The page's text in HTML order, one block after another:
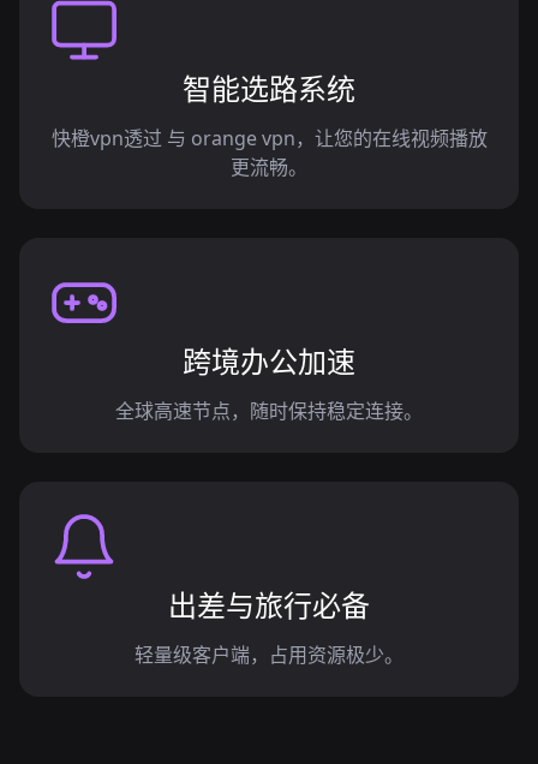
智能选路系统
快橙vpn透过 与 orange vpn，让您的在线视频播放
更流畅。
跨境办公加速
全球高速节点，随时保持稳定连接。
出差与旅行必备
轻量级客户端，占用资源极少。